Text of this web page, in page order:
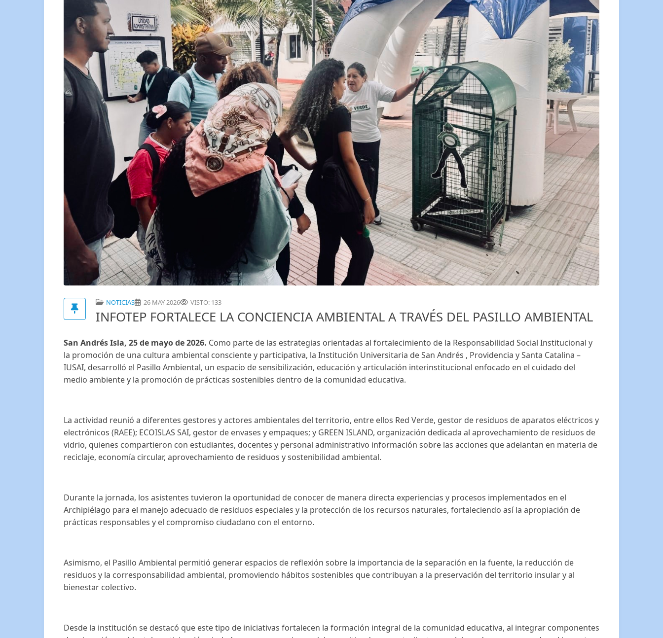
NOTICIAS 26 MAY 2026 VISTO: 133
INFOTEP FORTALECE LA CONCIENCIA AMBIENTAL A TRAVÉS DEL PASILLO AMBIENTAL
San Andrés Isla, 25 de mayo de 2026. Como parte de las estrategias orientadas al fortalecimiento de la Responsabilidad Social Institucional y
la promoción de una cultura ambiental consciente y participativa, la Institución Universitaria de San Andrés , Providencia y Santa Catalina –
IUSAI, desarrolló el Pasillo Ambiental, un espacio de sensibilización, educación y articulación interinstitucional enfocado en el cuidado del
medio ambiente y la promoción de prácticas sostenibles dentro de la comunidad educativa.
La actividad reunió a diferentes gestores y actores ambientales del territorio, entre ellos Red Verde, gestor de residuos de aparatos eléctricos y
electrónicos (RAEE); ECOISLAS SAI, gestor de envases y empaques; y GREEN ISLAND, organización dedicada al aprovechamiento de residuos de
vidrio, quienes compartieron con estudiantes, docentes y personal administrativo información sobre las acciones que adelantan en materia de
reciclaje, economía circular, aprovechamiento de residuos y sostenibilidad ambiental.
Durante la jornada, los asistentes tuvieron la oportunidad de conocer de manera directa experiencias y procesos implementados en el
Archipiélago para el manejo adecuado de residuos especiales y la protección de los recursos naturales, fortaleciendo así la apropiación de
prácticas responsables y el compromiso ciudadano con el entorno.
Asimismo, el Pasillo Ambiental permitió generar espacios de reflexión sobre la importancia de la separación en la fuente, la reducción de
residuos y la corresponsabilidad ambiental, promoviendo hábitos sostenibles que contribuyan a la preservación del territorio insular y al
bienestar colectivo.
Desde la institución se destacó que este tipo de iniciativas fortalecen la formación integral de la comunidad educativa, al integrar componentes